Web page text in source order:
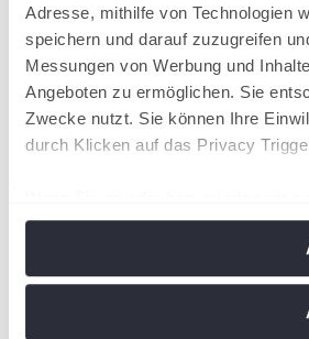
Adresse, mithilfe von Technologien
speichern und darauf zuzugreifen
Messungen von Werbung und
Angeboten zu ermöglichen. Sie
Zwecke nutzt. Sie können Ihre
durch Klicken auf das Privacy
Ihr Gerät durch aktives